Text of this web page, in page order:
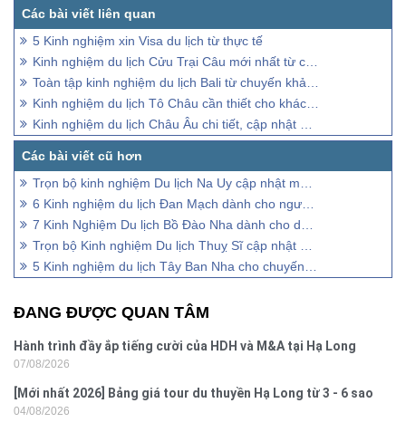
5 Kinh nghiệm xin Visa du lịch từ thực tế
Kinh nghiệm du lịch Cửu Trại Câu mới nhất từ chuyến đi thực tế 2025
Toàn tập kinh nghiệm du lịch Bali từ chuyến khảo sát thực tế 2022
Kinh nghiệm du lịch Tô Châu cần thiết cho khách đi lần đầu
Kinh nghiệm du lịch Châu Âu chi tiết, cập nhật mới nhất
Trọn bộ kinh nghiệm Du lịch Na Uy cập nhật mới nhất
6 Kinh nghiệm du lịch Đan Mạch dành cho người đi tự túc
7 Kinh Nghiệm Du lịch Bồ Đào Nha dành cho du khách
Trọn bộ Kinh nghiệm Du lịch Thuỵ Sĩ cập nhật mới nhất
5 Kinh nghiệm du lịch Tây Ban Nha cho chuyến đi đầu tiên
ĐANG ĐƯỢC QUAN TÂM
Hành trình đầy ắp tiếng cười của HDH và M&A tại Hạ Long
07/08/2026
[Mới nhất 2026] Bảng giá tour du thuyền Hạ Long từ 3 - 6 sao
04/08/2026